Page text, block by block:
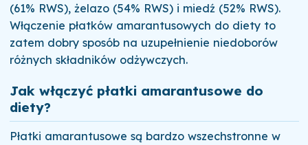
(61% RWS), żelazo (54% RWS) i miedź (52% RWS).
Włączenie płatków amarantusowych do diety to
zatem dobry sposób na uzupełnienie niedoborów
różnych składników odżywczych.
Jak włączyć płatki amarantusowe do
diety?
Płatki amarantusowe są bardzo wszechstronne w